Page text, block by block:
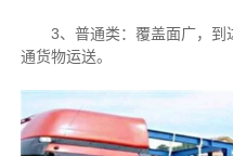
3、普通类：覆盖面广，到
通货物运送。